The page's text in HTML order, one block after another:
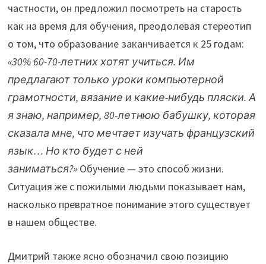
частности, он предложил посмотреть на старость
как на время для обучения, преодолевая стереотип
о том, что образование заканчивается к 25 годам:
«30% 60-70-летних хотят учиться. Им
предлагают только уроки компьютерной
грамотности, вязание и какие-нибудь пляски. А
я знаю, например, 80-летнюю бабушку, которая
сказала мне, что мечтает изучать французский
язык… Но кто будет с ней
заниматься?» Обучение — это способ жизни.
Ситуация же с пожилыми людьми показывает нам,
насколько превратное понимание этого существует
в нашем обществе.
Дмитрий также ясно обозначил свою позицию